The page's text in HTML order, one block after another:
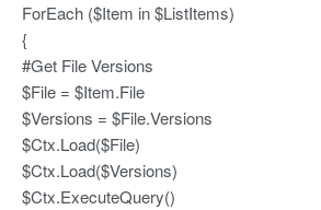
ForEach ($Item in $ListItems)
{
#Get File Versions
$File = $Item.File
$Versions = $File.Versions
$Ctx.Load($File)
$Ctx.Load($Versions)
$Ctx.ExecuteQuery()